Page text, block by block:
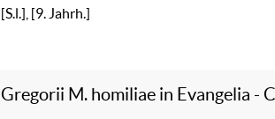
[S.l.], [9. Jahrh.]
Gregorii M. homiliae in Evangelia -